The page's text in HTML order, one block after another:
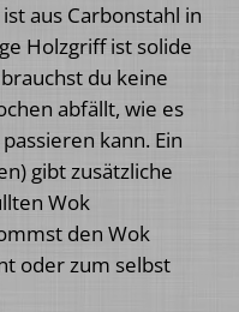
aus Carbonstahl in
Holzgriff ist solide
du keine
abfällt, wie es
kann. Ein
gibt zusätzliche
Wok
den Wok
oder zum selbst